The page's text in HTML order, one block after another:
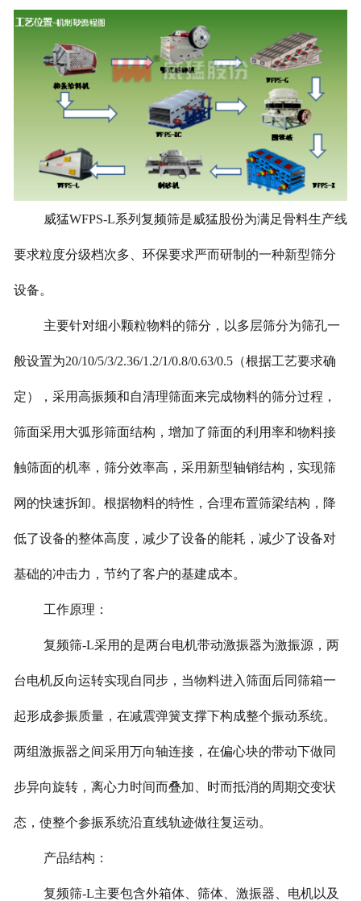
威猛WFPS-L系列复频筛是威猛股份为满足骨料生产线
要求粒度分级档次多、环保要求严而研制的一种新型筛分
设备。
主要针对细小颗粒物料的筛分，以多层筛分为筛孔一
般设置为20/10/5/3/2.36/1.2/1/0.8/0.63/0.5（根据工艺要求确
定），采用高振频和自清理筛面来完成物料的筛分过程，
筛面采用大弧形筛面结构，增加了筛面的利用率和物料接
触筛面的机率，筛分效率高，采用新型轴销结构，实现筛
网的快速拆卸。根据物料的特性，合理布置筛梁结构，降
低了设备的整体高度，减少了设备的能耗，减少了设备对
基础的冲击力，节约了客户的基建成本。
工作原理：
复频筛-L采用的是两台电机带动激振器为激振源，两
台电机反向运转实现自同步，当物料进入筛面后同筛箱一
起形成参振质量，在减震弹簧支撑下构成整个振动系统。
两组激振器之间采用万向轴连接，在偏心块的带动下做同
步异向旋转，离心力时间而叠加、时而抵消的周期交变状
态，使整个参振系统沿直线轨迹做往复运动。
产品结构：
复频筛-L主要包含外箱体、筛体、激振器、电机以及